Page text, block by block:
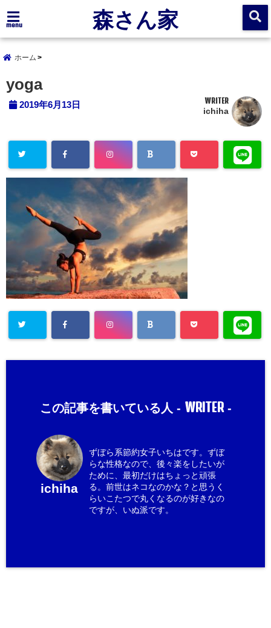
menu 森さん家
ホーム
yoga
2019年6月13日 WRITER
ichiha
この記事を書いている人 - WRITER-
ichiha
ずぼら系節約女子いちはです。ずぼ
らな性格なので、後々楽をしたいが
ために、最初だけはちょっと頑張
る。前世はネコなのかな？と思うく
らいこたつで丸くなるのが好きなの
ですが、いぬ派です。